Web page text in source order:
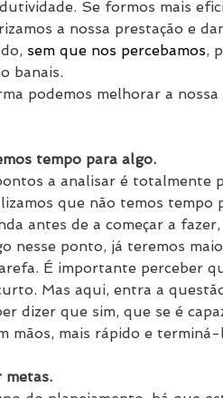
Se formos mais
a nossa prestação e
sem que nos percebamos,
banais.
podemos melhorar a
tempo para algo.
a analisar é totalmente
que não temos tempo
antes de a começar a
nesse ponto, já teremos
É importante perceber
Mas aqui, entra a
dizer que sim, que se é
mãos, mais rápido e
metas.